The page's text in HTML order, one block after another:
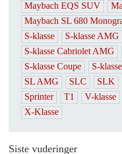
Maybach EQS SUV
Maybach SL 680
S-klasse
S-klasse AMG
S-klasse Cabriolet AMG
S-klasse Coupe
S-
SL AMG
SLC SLK
Sprinter
T1 V-klasse
X-Klasse
Siste vuderinger